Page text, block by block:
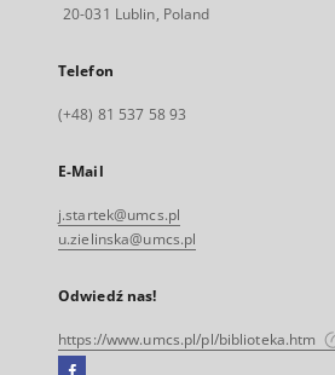
20-031 Lublin, Poland
Telefon
(+48) 81 537 58 93
E-Mail
j.startek@umcs.pl
u.zielinska@umcs.pl
Odwiedź nas!
https://www.umcs.pl/pl/biblioteka.htm
Facebook